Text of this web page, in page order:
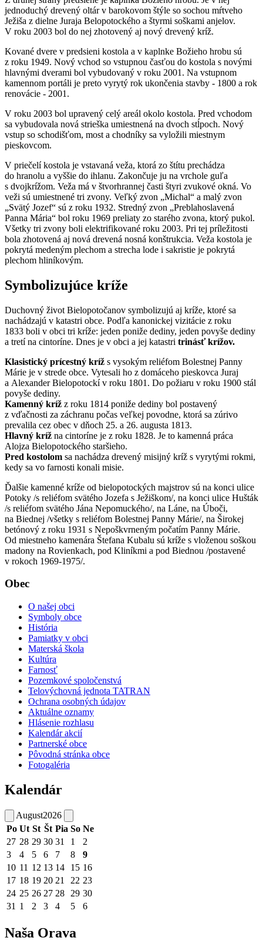
jednoduchý drevený oltár v barokovom štýle so sochou mŕtveho
Ježiša z dielne Juraja Belopotockého a štyrmi soškami anjelov.
V roku 2003 bol do nej zhotovený aj nový drevený kríž.
Kované dvere v predsieni kostola a v kaplnke Božieho hrobu sú
z roku 1949. Nový vchod so vstupnou časťou do kostola s novými
hlavnými dverami bol vybudovaný v roku 2001. Na vstupnom
kamennom portáli je preto vyrytý rok ukončenia stavby - 1800 a rok
renovácie - 2001.
V roku 2003 bol upravený celý areál okolo kostola. Pred vchodom
sa vybudovala nová strieška umiestnená na dvoch stĺpoch. Nový
vstup so schodišťom, most a chodníky sa vyložili miestnym
pieskovcom.
V priečelí kostola je vstavaná veža, ktorá zo štítu prechádza
do hranolu a vyššie do ihlanu. Zakončuje ju na vrchole guľa
s dvojkrížom. Veža má v štvorhrannej časti štyri zvukové okná. Vo
veži sú umiestnené tri zvony. Veľký zvon „Michal“ a malý zvon
„Svätý Jozef“ sú z roku 1932. Stredný zvon „Preblahoslavená
Panna Mária“ bol roku 1969 preliaty zo starého zvona, ktorý pukol.
Všetky tri zvony boli elektrifikované roku 2003. Pri tej príležitosti
bola zhotovená aj nová drevená nosná konštrukcia. Veža kostola je
pokrytá medeným plechom a strecha lode i sakristie je pokrytá
plechom hliníkovým.
Symbolizujúce kríže
Duchovný život Bielopotočanov symbolizujú aj kríže, ktoré sa
nachádzajú v katastri obce. Podľa kanonickej vizitácie z roku
1833 boli v obci tri kríže: jeden poniže dediny, jeden povyše dediny
a tretí na cintoríne. Dnes je v obci a jej katastri trinásť krížov.
Klasistický prícestný kríž s vysokým reliéfom Bolestnej Panny
Márie je v strede obce. Vytesali ho z domáceho pieskovca Juraj
a Alexander Bielopotockí v roku 1801. Do požiaru v roku 1900 stál
povyše dediny.
Kamenný kríž z roku 1814 poniže dediny bol postavený
z vďačnosti za záchranu počas veľkej povodne, ktorá sa zúrivo
prevalila cez obec v dňoch 25. a 26. augusta 1813.
Hlavný kríž na cintoríne je z roku 1828. Je to kamenná práca
Alojza Bielopotockého staršieho.
Pred kostolom sa nachádza drevený misijný kríž s vyrytými rokmi,
kedy sa vo farnosti konali misie.
Ďalšie kamenné kríže od bielopotockých majstrov sú na konci ulice
Potoky /s reliéfom svätého Jozefa s Ježiškom/, na konci ulice Hušták
/s reliéfom svätého Jána Nepomuckého/, na Láne, na Úboči,
na Biednej /všetky s reliéfom Bolestnej Panny Márie/, na Širokej
betónový z roku 1931 s Nepoškvrneným počatím Panny Márie.
Od miestneho kamenára Štefana Kubalu sú kríže s vloženou soškou
madony na Rovienkach, pod Kliníkmi a pod Biednou /postavené
v rokoch 1969-1975/.
Obec
O našej obci
Symboly obce
História
Pamiatky v obci
Materská škola
Kultúra
Farnosť
Pozemkové spoločenstvá
Telovýchovná jednota TATRAN
Ochrana osobných údajov
Aktuálne oznamy
Hlásenie rozhlasu
Kalendár akcií
Partnerské obce
Pôvodná stránka obce
Fotogaléria
Kalendár
August2026
Po Ut St Št Pia So Ne
27 28 29 30 31 1
2
3
4 5 6 7 8
9
10 11 12 13 14 15 16
17 18 19 20 21 22 23
24 25 26 27 28 29 30
31 1 2 3 4 5 6
Naša Orava